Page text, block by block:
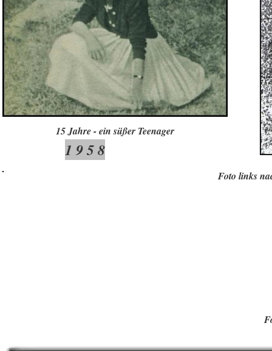
15 Jahre - ein süßer Teenager
1 9 5 8
Foto links